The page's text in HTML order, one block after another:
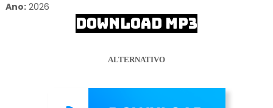
Ano:2026
DOWNLOAD MP3
ALTERNATIVO